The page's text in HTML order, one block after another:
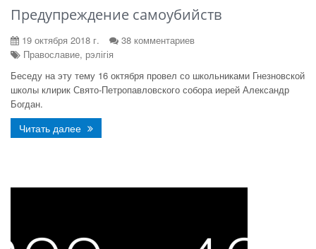
Предупреждение самоубийств
19 октября 2018 г.
38 комментариев
Православие, рэлігія
Беседу на эту тему 16 октября провел со школьниками Гнезновской
школы клирик Свято-Петропавловского собора иерей Александр
Богдан.
Читать далее